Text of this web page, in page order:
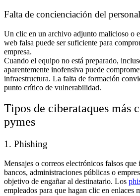
Falta de concienciación del personal
Un clic en un archivo adjunto malicioso o
web falsa puede ser suficiente para
empresa.
Cuando el equipo no está preparado,
aparentemente inofensiva puede
infraestructura. La falta de formación
punto crítico de vulnerabilidad.
Tipos de ciberataques más
pymes
1. Phishing
Mensajes o correos electrónicos falsos
bancos, administraciones públicas o
objetivo de engañar al destinatario. Los
empleados para que hagan clic en enlaces